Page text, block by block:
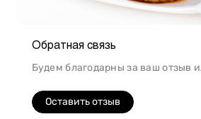
Обратная связь
Будем благодарны за ваш отзыв
Оставить отзыв